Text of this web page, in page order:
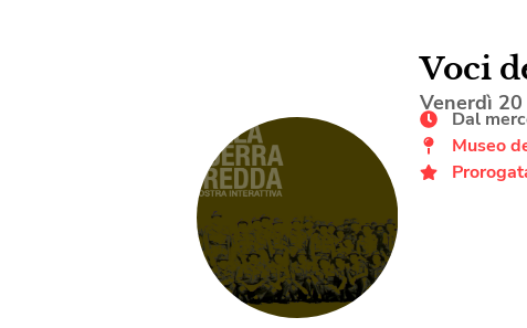
Voci
Venerdì
Dal
Museo